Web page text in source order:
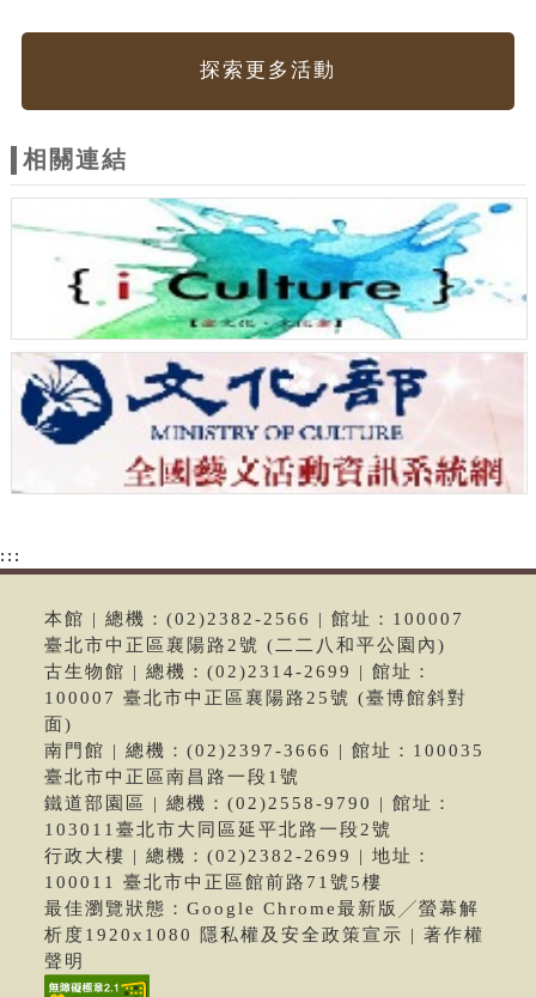
探索更多活動
相關連結
:::
本館 | 總機：(02)2382-2566 | 館址：100007
臺北市中正區襄陽路2號 (二二八和平公園內)
古生物館 | 總機：(02)2314-2699 | 館址：
100007 臺北市中正區襄陽路25號 (臺博館斜對
面)
南門館 | 總機：(02)2397-3666 | 館址：100035
臺北市中正區南昌路一段1號
鐵道部園區 | 總機：(02)2558-9790 | 館址：
103011臺北市大同區延平北路一段2號
行政大樓 | 總機：(02)2382-2699 | 地址：
100011 臺北市中正區館前路71號5樓
最佳瀏覽狀態：Google Chrome最新版╱螢幕解
析度1920x1080 隱私權及安全政策宣示 | 著作權
聲明